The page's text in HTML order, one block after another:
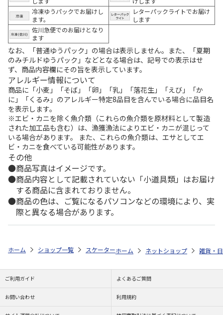
冷凍ゆうパックでお届けし
ます。
レターパックライトでお届け
します
佐川急便でのお届けとなり
ます
なお、「普通ゆうパック」の場合は表示しません。また、「夏期
のみチルドゆうパック」などとなる場合は、記号での表示はせ
ず、商品内容欄にその旨を表示しています。
アレルギー情報について
商品に「小麦」「そば」「卵」「乳」「落花生」「えび」「か
に」「くるみ」のアレルギー特定8品目を含んでいる場合に品目名
を表示します。
※エビ・カニを除く魚介類（これらの魚介類を原材料として製造
された加工品も含む）は、漁獲漁法によりエビ・カニが混じって
いる場合があります。 また、これらの魚介類は、エサとしてエ
ビ・カニを食べている可能性があります。
その他
商品写真はイメージです。
商品内容として記載されていない「小道具類」はお届け
する商品に含まれておりません。
商品の色は、ご覧になるパソコンなどの環境により、実
際と異なる場合があります。
ホーム ショップ一覧 スケーター 抗菌音のならないコンビセット 箸
ホーム ネットショップ 雑貨・
ご利用ガイド よくあるご質問
お問い合わせ 利用規約